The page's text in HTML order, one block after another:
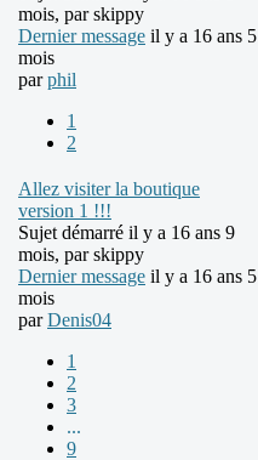
mois, parskippy
Dernier message il y a 16 ans 5
mois
parphil
1
2
Allez visiter la boutique
version 1 !!!
Sujet démarré il y a 16 ans 9
mois, parskippy
Dernier message il y a 16 ans 5
mois
parDenis04
1
2
3
...
9